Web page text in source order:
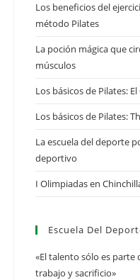
Los beneficios del
método Pilates
La poción mágica que
músculos
Los básicos de Pilates: El
Los básicos de Pilates:
La escuela del deporte
deportivo
I Olimpiadas en
Escuela Del
«El talento sólo es parte
trabajo y sacrificio»